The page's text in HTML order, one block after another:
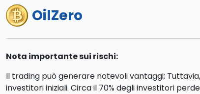
OilZero
Nota importante sui rischi:
Il trading può generare notevoli vantaggi;
investitori iniziali. Circa il 70% degli investitori